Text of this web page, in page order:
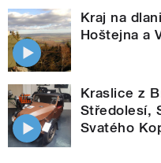
Kraj na
Hoštejna a
Kraslice z
Středolesí,
Svatého